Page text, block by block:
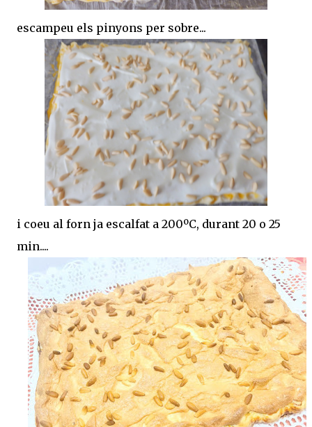
escampeu els pinyons per sobre...
i coeu al forn ja escalfat a 200ºC, durant 20 o 25
min....